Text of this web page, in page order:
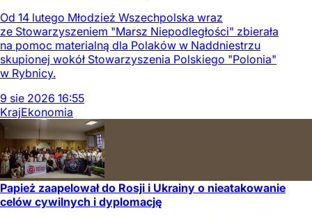
Od 14 lutego Młodzież Wszechpolska wraz
ze Stowarzyszeniem "Marsz Niepodległości" zbierała
na pomoc materialną dla Polaków w Naddniestrzu
skupionej wokół Stowarzyszenia Polskiego "Polonia"
w Rybnicy.
9 sie 2026 16:55
KrajEkonomia
Papież zaapelował do Rosji i Ukrainy o nieatakowanie
celów cywilnych i dyplomację